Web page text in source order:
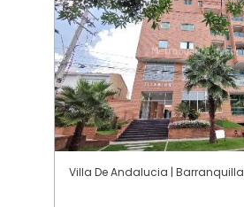
Villa De Andalucia | Barranquilla